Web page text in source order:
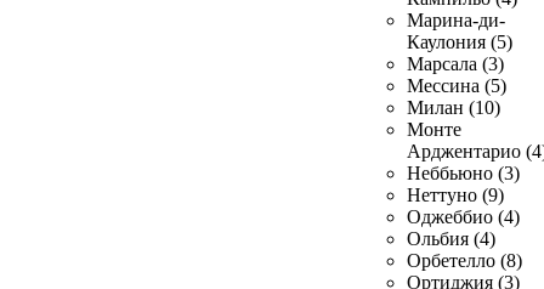
Марина-ди-
Каулония (5)
Марсала (3)
Мессина (5)
Милан (10)
Монте
Арджентарио
Неббьюно (3)
Неттуно (9)
Оджеббио (4)
Ольбия (4)
Орбетелло (8)
Ортиджия (3)